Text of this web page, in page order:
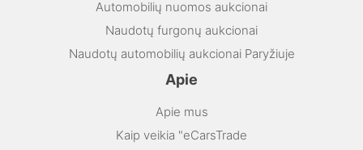
Automobilių nuomos aukcionai
Naudotų furgonų aukcionai
Naudotų automobilių aukcionai Paryžiuje
Apie
Apie mus
Kaip veikia "eCarsTrade